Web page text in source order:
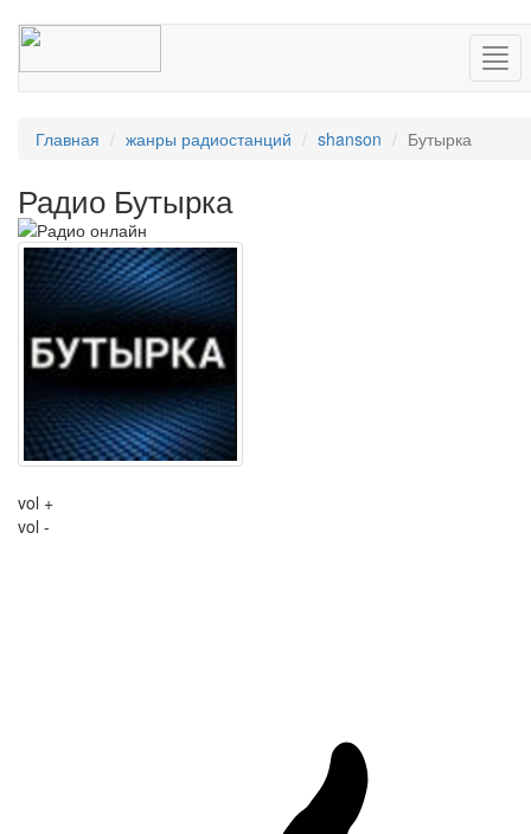
Главная жанры радиостанций shanson Бутырка
Радио Бутырка
vol +
vol -